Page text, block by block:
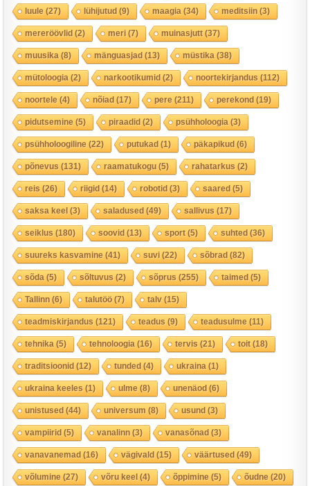
luule (27) lühijutud(9) maagia (34) meditsiin(3)
mereröövlid(2) meri(7) muinasjutt(37)
muusika (8) mänguasjad(13) müstika (38)
mütoloogia (2) narkootikumid(2) noortekirjandus (112)
noortele (4) nõiad(17) pere (211) perekond(19)
pidutsemine (5) piraadid(2) psühholoogia (3)
psühholoogiline (22) putukad(1) päkapikud(6)
põnevus (131) raamatukogu(5) rahatarkus (2)
reis (26) riigid(14) robotid(3) saared(5)
saksa keel(3) saladused(49) sallivus (17)
seiklus (180) soovid(13) sport(5) suhted(36)
suureks kasvamine (41) suvi(22) sõbrad(82)
sõda (5) sõltuvus (2) sõprus (255) taimed(5)
Tallinn(6) talutöö(7) talv(15)
teadmiskirjandus (121) teadus (9) teadusulme (11)
tehnika (5) tehnoloogia (16) tervis (21) toit(18)
traditsioonid(12) tunded(4) ukraina (1)
ukraina keeles (1) ulme (8) unenäod(6)
unistused(44) universum (8) usund(3)
vampiirid(5) vanalinn(3) vanasõnad(3)
vanavanemad(16) vägivald(15) väärtused(49)
võlumine (27) võru keel(4) õppimine (5) õudne (20)